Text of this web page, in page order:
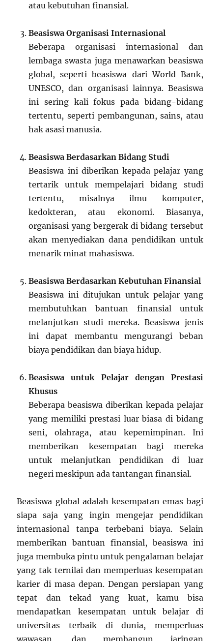
atau kebutuhan finansial.
Beasiswa Organisasi Internasional
Beberapa organisasi internasional dan
lembaga swasta juga menawarkan beasiswa
global, seperti beasiswa dari World Bank,
UNESCO, dan organisasi lainnya. Beasiswa
ini sering kali fokus pada bidang-bidang
tertentu, seperti pembangunan, sains, atau
hak asasi manusia.
Beasiswa Berdasarkan Bidang Studi
Beasiswa ini diberikan kepada pelajar yang
tertarik untuk mempelajari bidang studi
tertentu, misalnya ilmu komputer,
kedokteran, atau ekonomi. Biasanya,
organisasi yang bergerak di bidang tersebut
akan menyediakan dana pendidikan untuk
menarik minat mahasiswa.
Beasiswa Berdasarkan Kebutuhan Finansial
Beasiswa ini ditujukan untuk pelajar yang
membutuhkan bantuan finansial untuk
melanjutkan studi mereka. Beasiswa jenis
ini dapat membantu mengurangi beban
biaya pendidikan dan biaya hidup.
Beasiswa untuk Pelajar dengan Prestasi
Khusus
Beberapa beasiswa diberikan kepada pelajar
yang memiliki prestasi luar biasa di bidang
seni, olahraga, atau kepemimpinan. Ini
memberikan kesempatan bagi mereka
untuk melanjutkan pendidikan di luar
negeri meskipun ada tantangan finansial.
Beasiswa global adalah kesempatan emas bagi
siapa saja yang ingin mengejar pendidikan
internasional tanpa terbebani biaya. Selain
memberikan bantuan finansial, beasiswa ini
juga membuka pintu untuk pengalaman belajar
yang tak ternilai dan memperluas kesempatan
karier di masa depan. Dengan persiapan yang
tepat dan tekad yang kuat, kamu bisa
mendapatkan kesempatan untuk belajar di
universitas terbaik di dunia, memperluas
wawasan, dan membangun jaringan